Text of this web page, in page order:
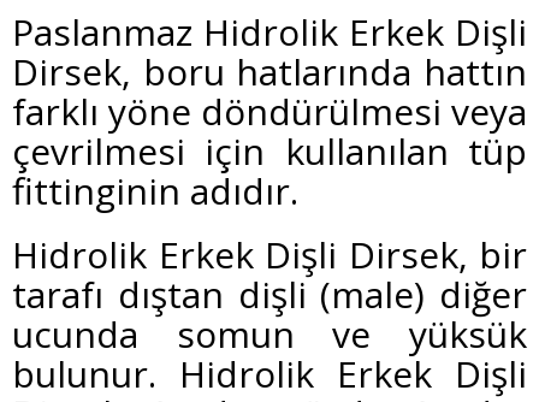
Paslanmaz Hidrolik Erkek Dişli
Dirsek, boru hatlarında hattın
farklı yöne döndürülmesi veya
çevrilmesi için kullanılan tüp
fittinginin adıdır.
Hidrolik Erkek Dişli Dirsek, bir
tarafı dıştan dişli (male) diğer
ucunda somun ve yüksük
bulunur. Hidrolik Erkek Dişli